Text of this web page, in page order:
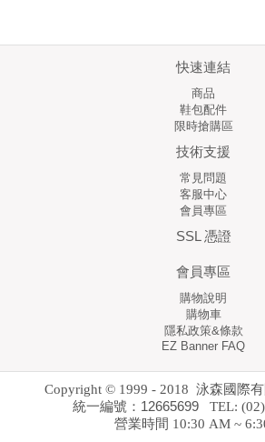
快速連結
商品
鞋包配件
限時搶購區
技術支援
常見問題
客服中心
會員專區
SSL 憑證
會員專區
購物說明
購物車
隱私政策&條款
EZ Banner FAQ
Copyright © 1999 - 2018 泳森國際
統一編號：12665699 TEL:
營業時間 10:30 AM ~